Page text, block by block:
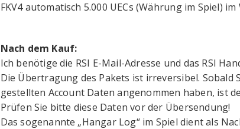
FKV4 automatisch 5.000 UECs (Währung im Spiel)
Nach dem Kauf:
Ich benötige die RSI E-Mail-Adresse und das RSI
Die Übertragung des Pakets ist irreversibel.
gestellten Account Daten angenommen haben, ist
Prüfen Sie bitte diese Daten vor der Übersendung!
Das sogenannte „Hangar Log“ im Spiel dient als